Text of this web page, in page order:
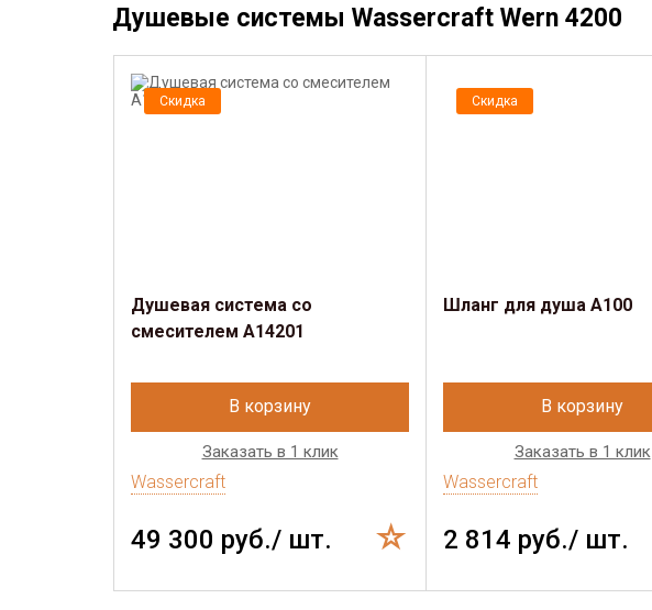
Душевые системы Wassercraft Wern 4200
Скидка
Душевая система со
смесителем A14201
В корзину
Заказать в 1 клик
Wassercraft
49 300 руб./ шт.
Скидка
Шланг для душа A100
В корзину
Заказать в 1 клик
Wassercraft
2 814 руб./ шт.